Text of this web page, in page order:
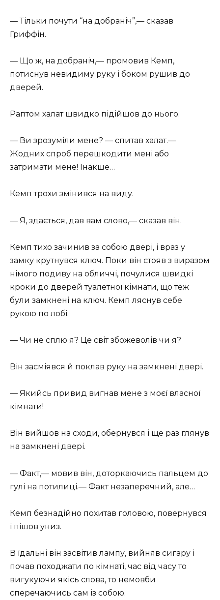
— Тільки почути “на добраніч”,— сказав
Гриффін.
— Що ж, на добраніч,— промовив Кемп,
потиснув невидиму руку і боком рушив до
дверей.
Раптом халат швидко підійшов до нього.
— Ви зрозуміли мене? — спитав халат.—
Жодних спроб перешкодити мені або
затримати мене! Інакше…
Кемп трохи змінився на виду.
— Я, здається, дав вам слово,— сказав він.
Кемп тихо зачинив за собою двері, і враз у
замку крутнувся ключ. Поки він стояв з виразом
німого подиву на обличчі, почулися швидкі
кроки до дверей туалетної кімнати, що теж
були замкнені на ключ. Кемп ляснув себе
рукою по лобі.
— Чи не сплю я? Це світ збожеволів чи я?
Він засміявся й поклав руку на замкнені двері.
— Якийсь привид вигнав мене з моєї власної
кімнати!
Він вийшов на сходи, обернувся і ще раз глянув
на замкнені двері.
— Факт,— мовив він, доторкаючись пальцем до
гулі на потилиці.— Факт незаперечний, але…
Кемп безнадійно похитав головою, повернувся
і пішов униз.
В їдальні він засвітив лампу, вийняв сигару і
почав походжати по кімнаті, час від часу то
вигукуючи якісь слова, то немовби
сперечаючись сам із собою.